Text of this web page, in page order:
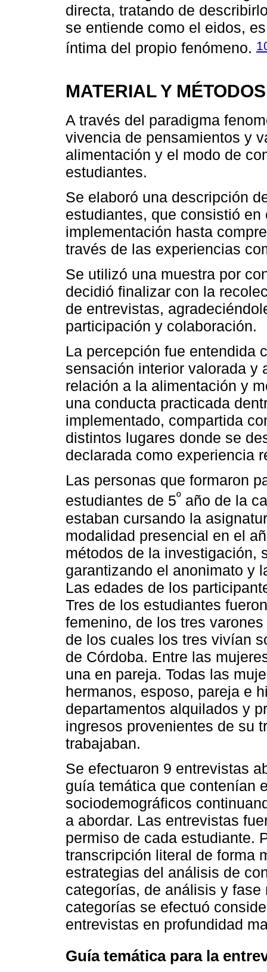
directa, tratando de
se entiende como el eidos,
íntima del propio fenómeno.
MATERIAL Y MÉTODOS
A través del paradigma
vivencia de pensamientos y
alimentación y el modo de
estudiantes.
Se elaboró una descripción
estudiantes, que consistió
implementación hasta
través de las experiencias
Se utilizó una muestra por
decidió finalizar con la
de entrevistas,
participación y colaboración.
La percepción fue entendida
sensación interior valorada y
relación a la alimentación y
una conducta practicada
implementado, compartida
distintos lugares donde se
declarada como experiencia
Las personas que formaron
estudiantes de 5º año de la
estaban cursando la
modalidad presencial en el
métodos de la investigación,
garantizando el anonimato y
Las edades de los
Tres de los estudiantes
femenino, de los tres
de los cuales los tres vivían
de Córdoba. Entre las
una en pareja. Todas las
hermanos, esposo, pareja e
departamentos alquilados y
ingresos provenientes de su
trabajaban.
Se efectuaron 9 entrevistas
guía temática que contenían
sociodemográficos
a abordar. Las entrevistas
permiso de cada estudiante.
transcripción literal de forma
estrategias del análisis de
categorías, de análisis y
categorías se efectuó
entrevistas en profundidad
Guía temática para la